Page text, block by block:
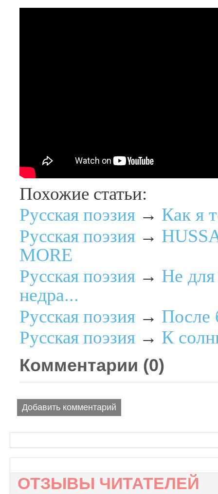
Похожие статьи:
Русская поэзия → Как я
Русская поэзия →
MORE
Русская поэзия → Не для
недра...
Русская поэзия → После
Русская поэзия → К
Комментарии (0)
Добавить комментарий
ОТЗЫВЫ ЧИТАТЕЛЕЙ